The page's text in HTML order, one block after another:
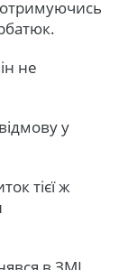
не
у
тієї ж